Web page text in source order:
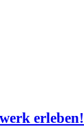
erleben!